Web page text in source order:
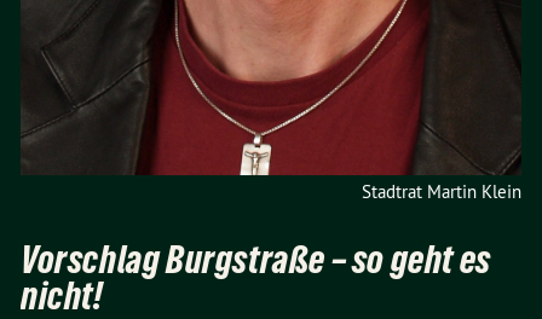
Stadtrat Martin Klein
Vorschlag Burgstraße – so geht es
nicht!